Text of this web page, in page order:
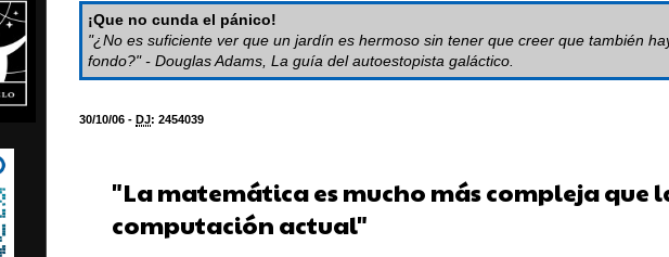
¡Que no cunda el pánico!
"¿No es suficiente ver que un jardín es hermoso sin tener que creer que también
fondo?" - Douglas Adams, La guía del autoestopista galáctico.
30/10/06 - DJ: 2454039
"La matemática es mucho más compleja que
computación actual"